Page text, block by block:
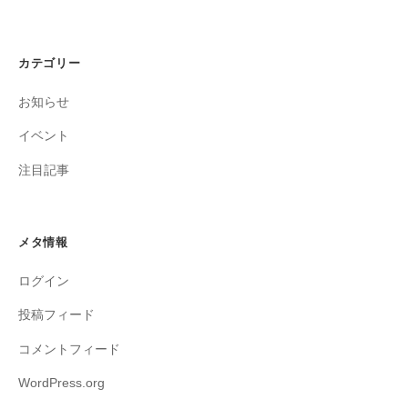
カテゴリー
お知らせ
イベント
注目記事
メタ情報
ログイン
投稿フィード
コメントフィード
WordPress.org